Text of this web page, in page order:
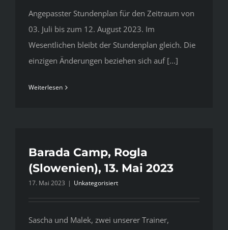
Angepasster Stundenplan für den Zeitraum von
03. Juli bis zum 12. August 2023. Im
Wesentlichen bleibt der Stundenplan gleich. Die
einzigen Änderungen beziehen sich auf [...]
Weiterlesen
Barada Camp, Rogla
(Slowenien), 13. Mai 2023
17. Mai 2023 | Unkategorisiert
Sascha und Malek, zwei unserer Trainer,